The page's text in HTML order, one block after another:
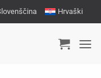
Hrvaški